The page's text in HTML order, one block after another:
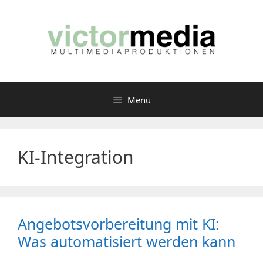
Menü
KI-Integration
Angebotsvorbereitung mit KI:
Was automatisiert werden kann